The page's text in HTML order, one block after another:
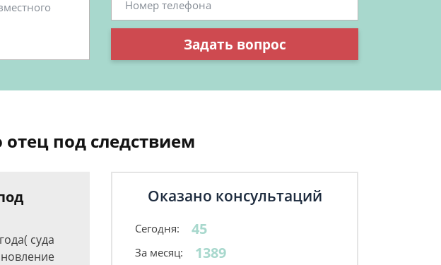
Задать вопрос
отец под следствием
суда
Оказано консультаций
Сегодня: 45
За месяц: 1389